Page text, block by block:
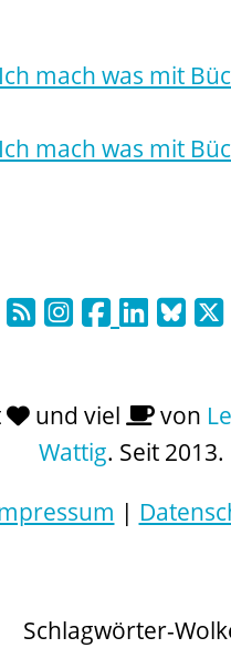
und viel von
Wattig. Seit 2013.
|
Schlagwörter-